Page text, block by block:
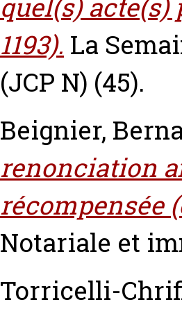
quel(s)
1193). La
(JCP N) (45).
Beignier,
renonciation
récompensée
Notariale et
Torricelli-